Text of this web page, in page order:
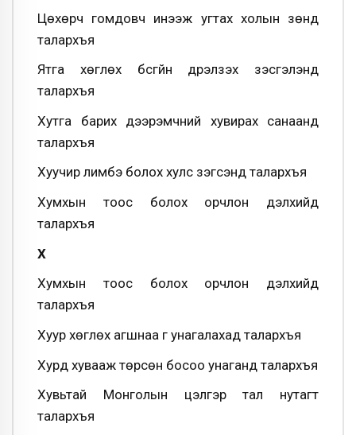
Цөхөрч гомдовч инээж угтах холын зөнд
талархъя
Ятга хөглөх бүсгүйн дүрэлзэх үзэсгэлэнд
талархъя
Хутга барих дээрэмчний хувирах санаанд
талархъя
Хуучир лимбэ болох хулс зэгсэнд талархъя
Хумхын тоос болох орчлон дэлхийд
талархъя
X
Хумхын тоос болох орчлон дэлхийд
талархъя
Хуур хөглөх агшнаа гүү унагалахад талархъя
Хурд хувааж төрсөн босоо унаганд талархъя
Хувьтай Монголын цэлгэр тал нутагт
талархъя